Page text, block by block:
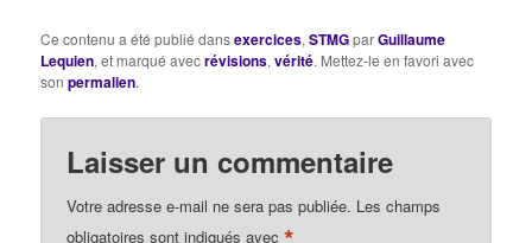
vérité QCM sur la raison
QCM sur la raison QCM
sur la raison Paires sur
Ce contenu a été publié dansexercices,STMGparGuillaume
Lequien, et marqué avecrévisions,vérité. Mettez-le en favori avec
sonpermalien.
Laisser un commentaire
Votre adresse e-mail ne sera pas publiée. Les champs
obligatoires sont indiqués avec